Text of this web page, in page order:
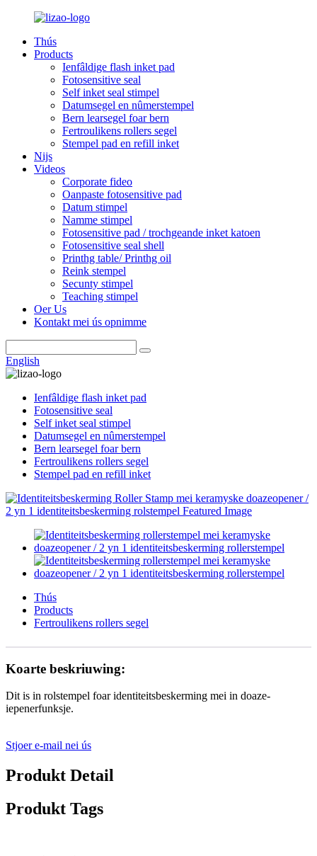
Thús
Products
Ienfâldige flash inket pad
Fotosensitive seal
Self inket seal stimpel
Datumsegel en nûmerstempel
Bern learsegel foar bern
Fertroulikens rollers segel
Stempel pad en refill inket
Nijs
Videos
Corporate fideo
Oanpaste fotosensitive pad
Datum stimpel
Namme stimpel
Fotosensitive pad / trochgeande inket katoen
Fotosensitive seal shell
Printhg table/ Printhg oil
Reink stempel
Secunty stimpel
Teaching stimpel
Oer Us
Kontakt mei ús opnimme
English
Ienfâldige flash inket pad
Fotosensitive seal
Self inket seal stimpel
Datumsegel en nûmerstempel
Bern learsegel foar bern
Fertroulikens rollers segel
Stempel pad en refill inket
Thús
Products
Fertroulikens rollers segel
Koarte beskriuwing:
Dit is in rolstempel foar identiteitsbeskerming mei in doaze-
iepenerfunksje.
Stjoer e-mail nei ús
Produkt Detail
Produkt Tags